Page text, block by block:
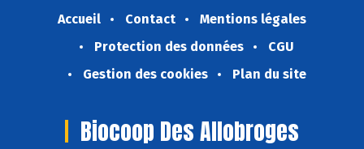
Accueil Contact
Mentions légales
Protection des données
CGU
Gestion des cookies
Plan du site
Biocoop Des Allobroges